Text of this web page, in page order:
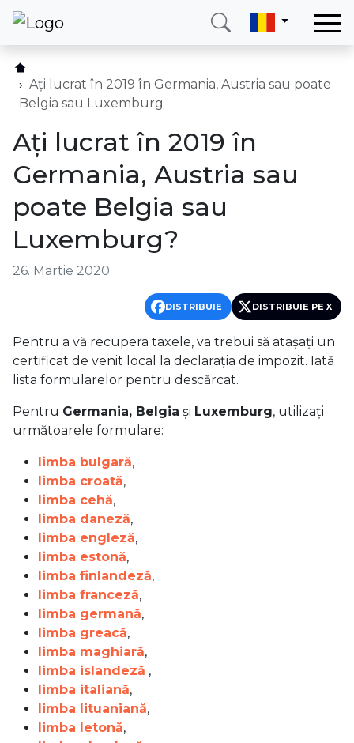
Serviciile noastre
Blog
Date de contact
Despre noi
Sunați-ne
E-mail
Ați lucrat în 2019 în Germania, Austria sau poate
Belgia sau Luxemburg
Ați lucrat în 2019 în
Germania, Austria sau
poate Belgia sau
Luxemburg?
26. Martie 2020
DISTRIBUIE DISTRIBUIE PE X
Pentru a vă recupera taxele, va trebui să atașați un
certificat de venit local la declarația de impozit. Iată
lista formularelor pentru descărcat.
Pentru Germania, Belgia și Luxemburg, utilizați
următoarele formulare:
limba bulgară,
limba croată,
limba cehă,
limba daneză,
limba engleză,
limba estonă,
limba finlandeză,
limba franceză,
limba germană,
limba greacă,
limba maghiară,
limba islandeză ,
limba italiană,
limba lituaniană,
limba letonă,